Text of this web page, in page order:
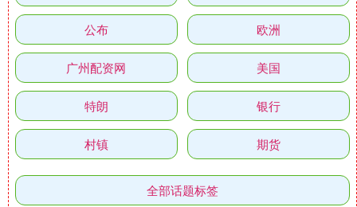
公布 欧洲
广州配资网 美国
特朗 银行
村镇 期货
全部话题标签